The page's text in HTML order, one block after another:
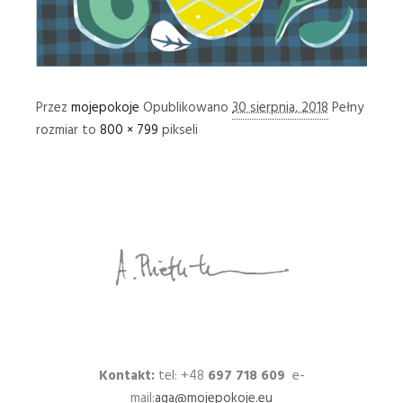
Przez mojepokoje Opublikowano 30 sierpnia, 2018 Pełny
rozmiar to 800 × 799 pikseli
Kontakt:tel: +48 697 718 609 e-
mail:aga@mojepokoje.eu